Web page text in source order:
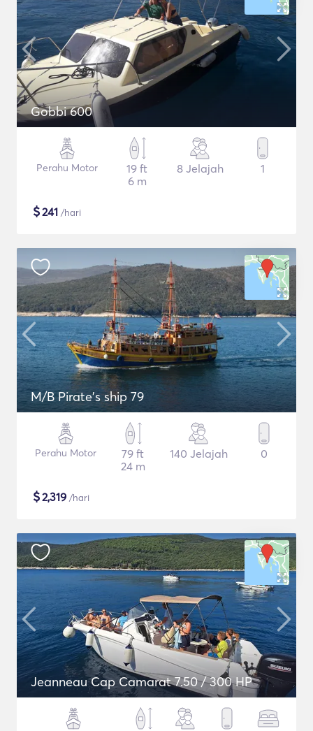
Gobbi 600
Perahu Motor
19 ft
6 m
8 Jelajah 1
$241 /hari
M/B Pirate's ship 79
Perahu Motor
79 ft
24 m
140 Jelajah 0
$2,319 /hari
Jeanneau Cap Camarat 7.50 / 300 HP